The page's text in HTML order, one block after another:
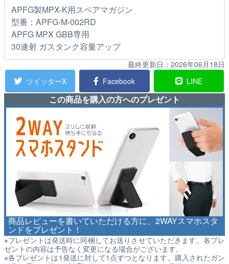
APFG製MPX-K用スペアマガジン
型番：APFG-M-002RD
APFG MPX GBB専用
30連射 ガスタンク容量アップ
最終更新日： 2026年06月18日
ツイッターX
Facebook LINE
この商品を購入の方へのプレゼント
商品レビューを書いていただける方に、2WAYスマホスタ
ンドをプレゼント！
※プレゼントは発送時に同梱してお送りさせていただきます。各プレ
ゼントの内容は予告なく変更になる場合がございます。
※各プレゼントは1発送に対して1点ずつとなります。購入されたガン